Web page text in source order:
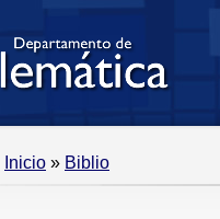
Inicio » Biblio